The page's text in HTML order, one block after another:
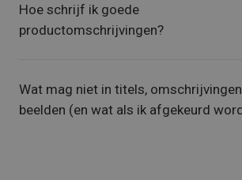
Hoe schrijf ik goede
productomschrijvingen?
Wat mag niet in titels,
beelden (en wat als ik afgekeurd